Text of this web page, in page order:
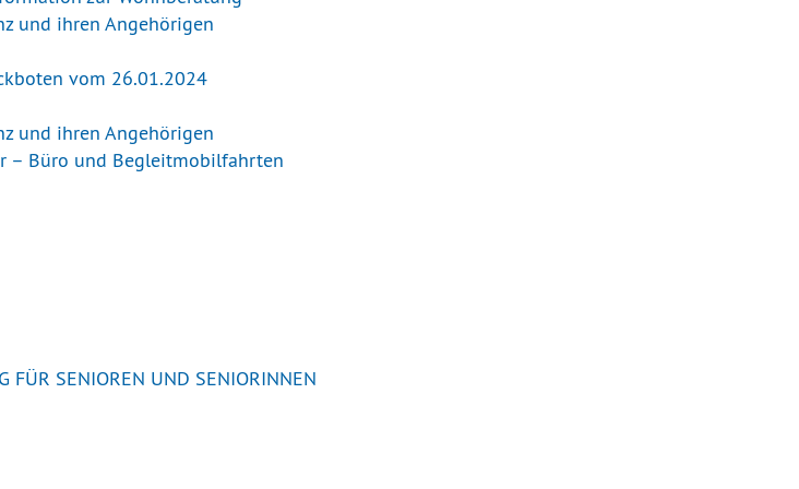
und ihren Angehörigen
vom 26.01.2024
und ihren Angehörigen
– Büro und Begleitmobilfahrten
FÜR SENIOREN UND SENIORINNEN